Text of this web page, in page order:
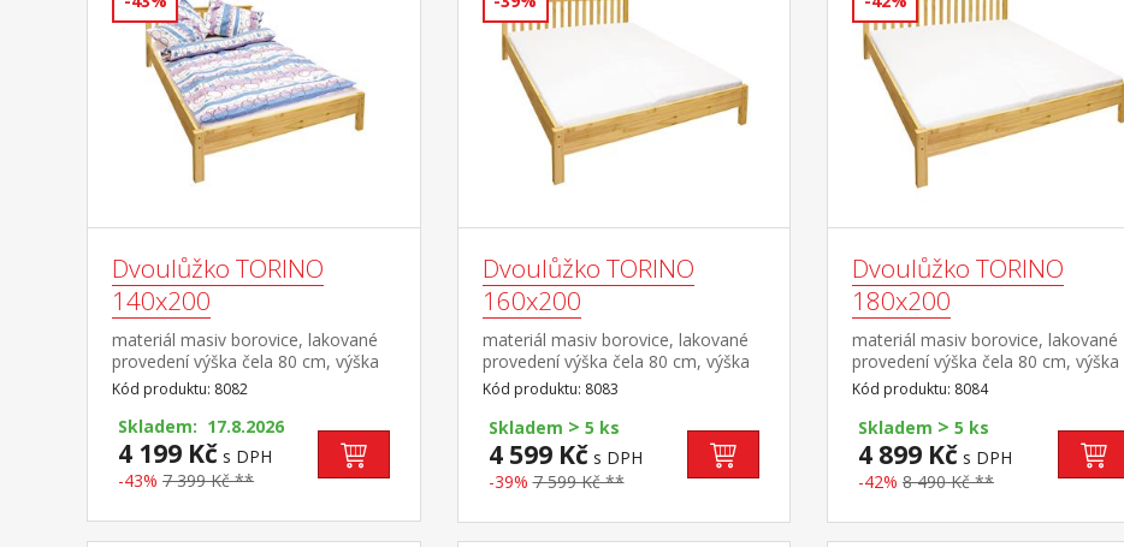
Dvoulůžko TORINO
140x200
materiál masiv borovice, lakované
provedení výška čela 80 cm, výška
sedu 38 cm, cena bez roštu a
matrace minimální doporučená
výška matrace 15 cm doporučený
rozměr matrace 140 × 200 cm a
rošt R3 doporučená nosnost do 120
kg na každé polovině postele
Kód produktu: 8082
Skladem: 17.8.2026
4 199 Kč s DPH
-43% 7 399 Kč **
Dvoulůžko TORINO
160x200
materiál masiv borovice, lakované
provedení výška čela 80 cm, výška
sedu 38 cm, cena bez roštu a
matrace minimální doporučená
výška matrace 15 cm doporučený
rozměr matrace 160 × 200 cm nebo
2 kusy 80 × 200 cm a rošt R2
doporučená nosnost do 120 kg na
Kód produktu: 8083
Skladem > 5 ks
4 599 Kč s DPH
-39% 7 599 Kč **
Dvoulůžko TORINO
180x200
materiál masiv borovice, lakované
provedení výška čela 80 cm, výška
sedu 38 cm, cena bez roštu a
matrace minimální doporučená
výška matrace 15 cm doporučený
rozměr matrace 180 × 200 cm nebo
2 kusy 90 × 200 cm a rošt R4 nebo
2 kusy R1 doporučená nosnost do
Kód produktu: 8084
Skladem > 5 ks
4 899 Kč s DPH
-42% 8 490 Kč **